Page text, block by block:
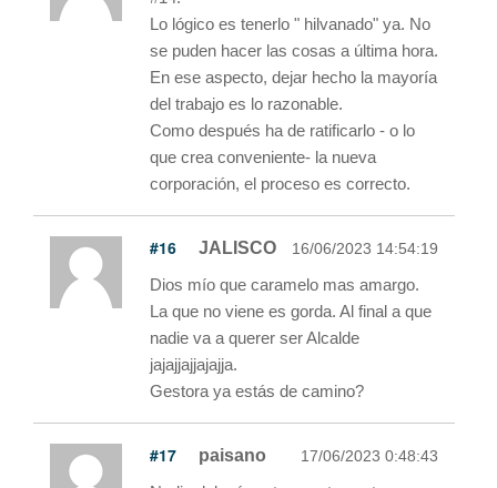
Lo lógico es tenerlo " hilvanado" ya. No
se puden hacer las cosas a última hora.
En ese aspecto, dejar hecho la mayoría
del trabajo es lo razonable.
Como después ha de ratificarlo - o lo
que crea conveniente- la nueva
corporación, el proceso es correcto.
#16 JALISCO 16/06/2023 14:54:19
Dios mío que caramelo mas amargo.
La que no viene es gorda. Al final a que
nadie va a querer ser Alcalde
jajajjajjajajja.
Gestora ya estás de camino?
#17 paisano 17/06/2023 0:48:43